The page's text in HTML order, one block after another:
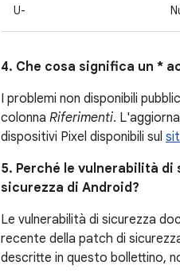
U-
4. Che cosa significa un *
I problemi non disponibili
colonna Riferimenti.
dispositivi Pixel disponibili sul
5. Perché le vulnerabilità
sicurezza di Android?
Le vulnerabilità di sicurezza
recente della patch di
descritte in questo bollettino,